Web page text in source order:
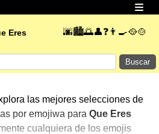
Eres 🌆🏙️🌅👤❓👨‍🍳🥘🍲
Buscar
las mejores selecciones de
por emojiwa para Que Eres
cualquiera de los emojis